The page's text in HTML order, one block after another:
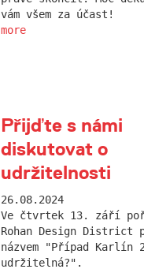
vám všem za účast!
more
Přijďte s námi
diskutovat o
udržitelnosti
26.08.2024
Ve čtvrtek 13. září
Rohan Design District
názvem "Případ
udržitelná?".